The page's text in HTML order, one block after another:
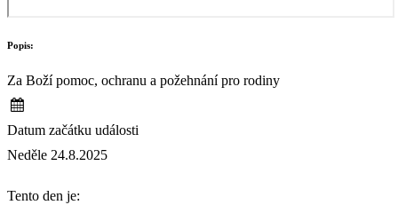
Popis:
Za Boží pomoc, ochranu a požehnání pro rodiny
Datum začátku události
Neděle 24.8.2025
Tento den je: